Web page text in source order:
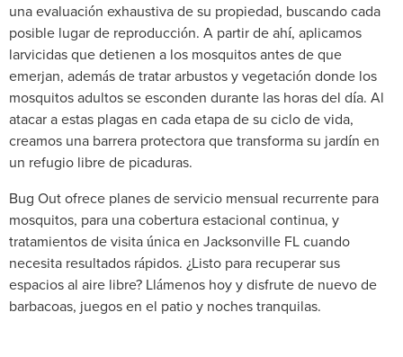
una evaluación exhaustiva de su propiedad, buscando cada
posible lugar de reproducción. A partir de ahí, aplicamos
larvicidas que detienen a los mosquitos antes de que
emerjan, además de tratar arbustos y vegetación donde los
mosquitos adultos se esconden durante las horas del día. Al
atacar a estas plagas en cada etapa de su ciclo de vida,
creamos una barrera protectora que transforma su jardín en
un refugio libre de picaduras.
Bug Out ofrece planes de servicio mensual recurrente para
mosquitos, para una cobertura estacional continua, y
tratamientos de visita única en Jacksonville FL cuando
necesita resultados rápidos. ¿Listo para recuperar sus
espacios al aire libre? Llámenos hoy y disfrute de nuevo de
barbacoas, juegos en el patio y noches tranquilas.